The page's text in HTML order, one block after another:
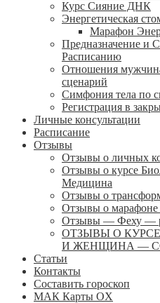
Курс Сияние ДНК
Энергетическая
Марафон
Предназначение и
Расписанию
Отношения
сценарий
Симфония тела по
Регистрация в
Личные консультации
Расписание
Отзывы
Отзывы о личных
Отзывы о курсе
Медицина
Отзывы о
Отзывы о
Отзывы — Феху —
ОТЗЫВЫ О
И ЖЕНЩИНА —
Статьи
Контакты
Составить гороскоп
МАК Карты OХ